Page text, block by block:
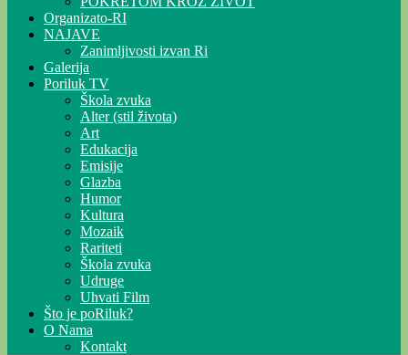
Organizato-RI
NAJAVE
Zanimljivosti izvan Ri
Galerija
Poriluk TV
Škola zvuka
Alter (stil života)
Art
Edukacija
Emisije
Glazba
Humor
Kultura
Mozaik
Rariteti
Škola zvuka
Udruge
Uhvati Film
Što je poRiluk?
O Nama
Kontakt